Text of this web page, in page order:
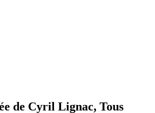
de Cyril Lignac, Tous